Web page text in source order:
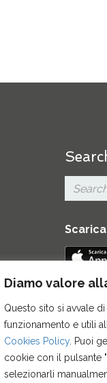
Diamo valore
Questo sito si avvale
funzionamento e utili
Cookies Policy. Puoi
cookie con il pulsante
selezionarli
sito|